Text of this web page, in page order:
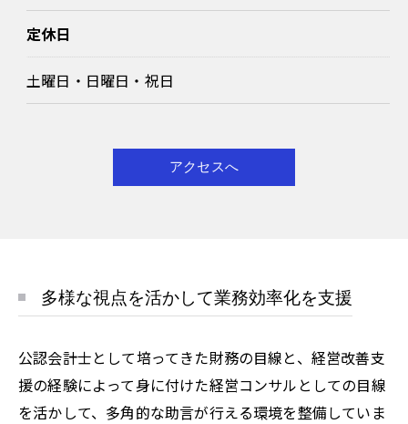
定休日
土曜日・日曜日・祝日
アクセスへ
多様な視点を活かして業務効率化を支援
公認会計士として培ってきた財務の目線と、経営改善支
援の経験によって身に付けた経営コンサルとしての目線
を活かして、多角的な助言が行える環境を整備していま